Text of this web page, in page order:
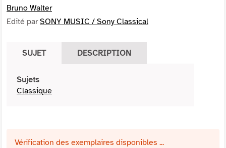
Bruno Walter
Edité parSONY MUSIC / Sony Classical
SUJET DESCRIPTION
Sujets
Classique
Vérification des exemplaires disponibles ...